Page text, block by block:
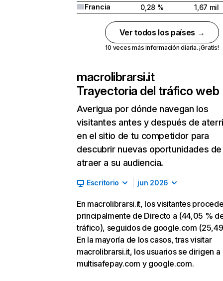
Francia
0,28 % 1,67 mil
Ver todos los países →
10 veces más información diaria. ¡Gratis!
macrolibrarsi.it
Trayectoria del tráfico web
Averigua por dónde navegan los
visitantes antes y después de
en el sitio de tu competidor para
descubrir nuevas oportunidades de
atraer a su audiencia.
Escritorio jun 2026
En macrolibrarsi.it, los visitantes
principalmente de Directo a (44,05 %
tráfico), seguidos de google.com
En la mayoría de los casos, tras visitar
macrolibrarsi.it, los usuarios se dirigen a
multisafepay.com y google.com.